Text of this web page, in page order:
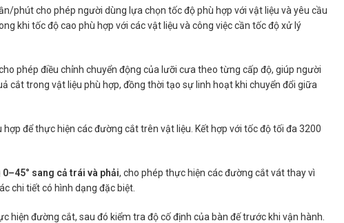
phút cho phép người dùng lựa chọn tốc độ phù hợp với vật liệu và yêu cầu
khi tốc độ cao phù hợp với các vật liệu và công việc cần tốc độ xử lý
cho phép điều chỉnh chuyển động của lưỡi cưa theo từng cấp độ, giúp người
cắt trong vật liệu phù hợp, đồng thời tạo sự linh hoạt khi chuyển đổi giữa
để thực hiện các đường cắt trên vật liệu. Kết hợp với tốc độ tối đa 3200
0–45° sang cả trái và phải, cho phép thực hiện các đường cắt vát thay vì
chi tiết có hình dạng đặc biệt.
đường cắt, sau đó kiểm tra độ cố định của bàn đế trước khi vận hành.